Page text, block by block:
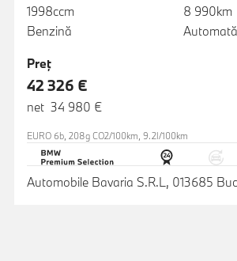
1998ccm
Benzină
8 990km
Automată
Preţ
42 326 €
net 34 980 €
EURO 6b, 208g CO2/100km, 9.2l/100km
Automobile Bavaria S.R.L, 013685